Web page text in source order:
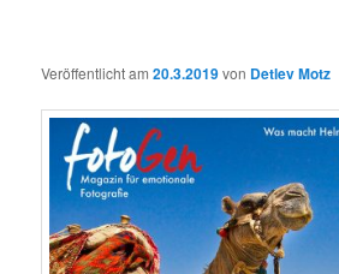
Veröffentlicht am20.3.2019von Detlev Motz